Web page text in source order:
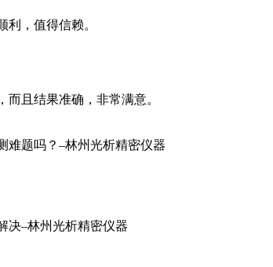
利，值得信赖。
且结果准确，非常满意。